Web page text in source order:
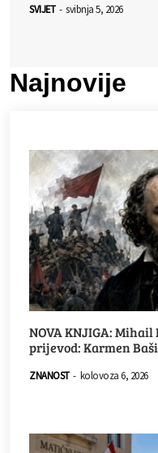
SVIJET - svibnja 5, 2026
Najnovije
NOVA KNJIGA:
prijevod: Karmen
ZNANOST - kolovoza 6, 2026